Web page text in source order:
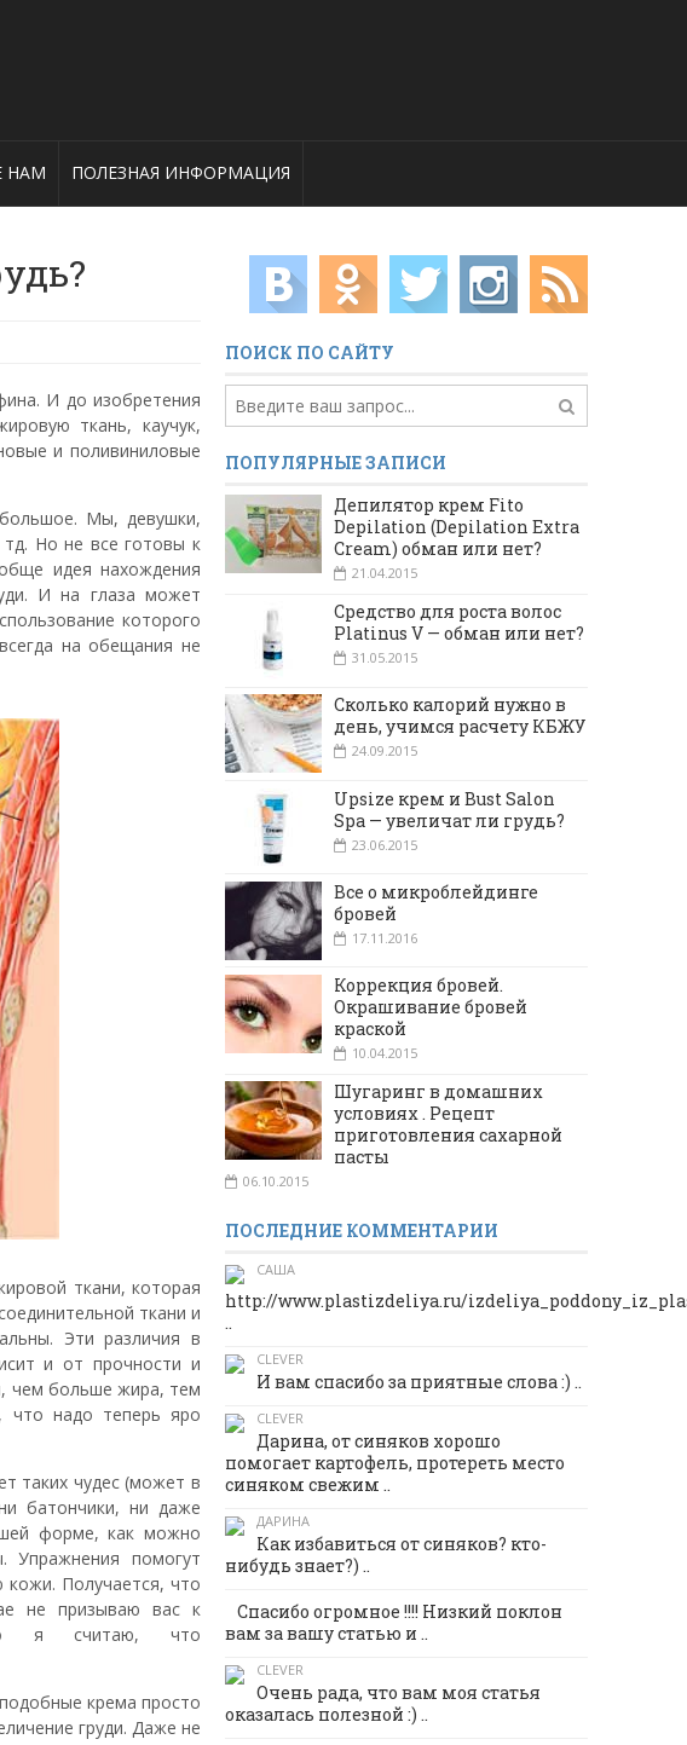
НАМ ПОЛЕЗНАЯ ИНФОРМАЦИЯ
И до изобретения
ткань, каучук,
и поливиниловые
большое. Мы, девушки,
Но не все готовы к
идея нахождения
И на глаза может
которого
на обещания не
ткани, которая
ткани и
Эти различия в
и от прочности и
чем больше жира, тем
что надо теперь яро
таких чудес (может в
батончики, ни даже
форме, как можно
Упражнения помогут
кожи. Получается, что
не призываю вас к
я считаю, что
крема просто
груди. Даже не
ПОИСК ПО САЙТУ
ПОПУЛЯРНЫЕ ЗАПИСИ
Депилятор крем Fito
Depilation (Depilation Extra
Cream) обман или нет?
21.04.2015
Средство для роста волос
Platinus V — обман или нет?
31.05.2015
Сколько калорий нужно в
день, учимся расчету КБЖУ
24.09.2015
Upsize крем и Bust Salon
Spa — увеличат ли грудь?
23.06.2015
Все о микроблейдинге
бровей
17.11.2016
Коррекция бровей.
Окрашивание бровей
краской
10.04.2015
Шугаринг в домашних
условиях . Рецепт
приготовления сахарной
пасты
06.10.2015
ПОСЛЕДНИЕ КОММЕНТАРИИ
САША
http://www.plastizdeliya.ru/
..
CLEVER
И вам спасибо за приятные слова :) ..
CLEVER
Дарина, от синяков хорошо
помогает картофель, протереть место
синяком свежим ..
ДАРИНА
Как избавиться от синяков? кто-
нибудь знает?) ..
Спасибо огромное !!!! Низкий поклон
вам за вашу статью и ..
CLEVER
Очень рада, что вам моя статья
оказалась полезной :) ..